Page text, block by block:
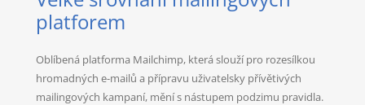
platforem
Oblíbená platforma Mailchimp, která slouží pro rozesílkou
hromadných e-mailů a přípravu uživatelsky přívětivých
mailingových kampaní, mění s nástupem podzimu pravidla.